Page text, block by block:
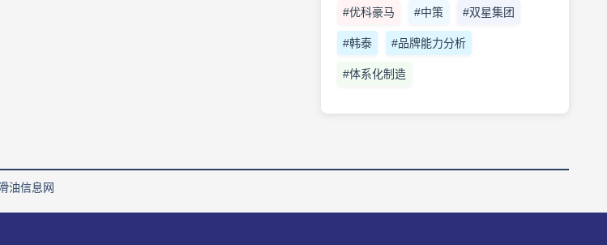
#优科豪马 #中策 #双星集团
#韩泰 #品牌能力分析
#体系化制造
油信息网